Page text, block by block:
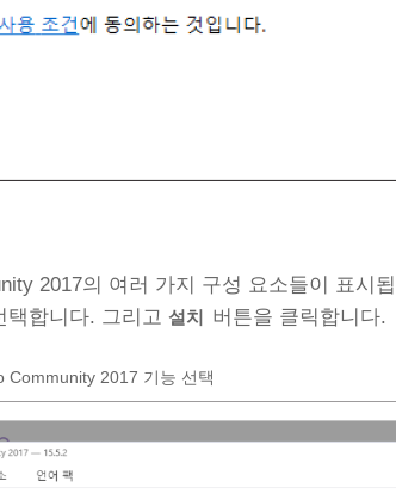
2017의 여러 가지 구성 요소들이 표시
택합니다. 그리고설치 버튼을 클릭합니다.
Community 2017 기능 선택